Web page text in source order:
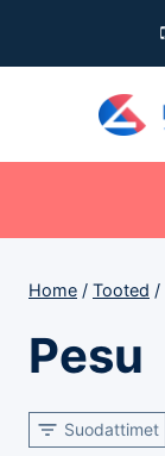
Home / Tooted /
Pesu
Suodattimet